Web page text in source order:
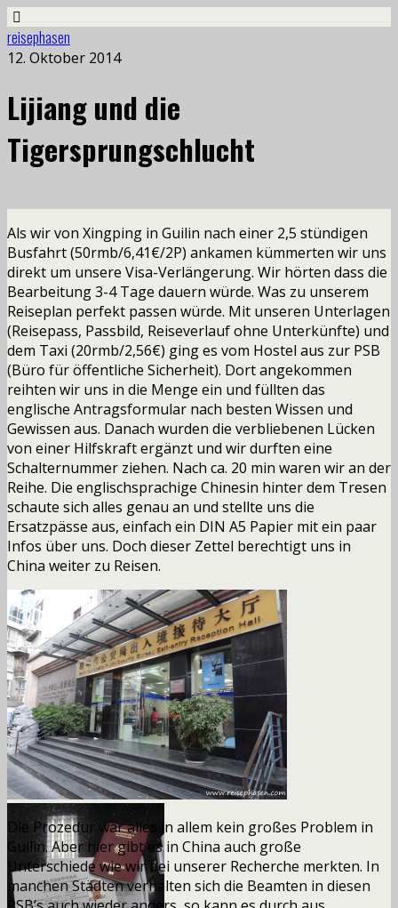
reisephasen
12. Oktober 2014
Lijiang und die
Tigersprungschlucht
Als wir von Xingping in Guilin nach einer 2,5 stündigen
Busfahrt (50rmb/6,41€/2P) ankamen kümmerten wir uns
direkt um unsere Visa-Verlängerung. Wir hörten dass die
Bearbeitung 3-4 Tage dauern würde. Was zu unserem
Reiseplan perfekt passen würde. Mit unseren Unterlagen
(Reisepass, Passbild, Reiseverlauf ohne Unterkünfte) und
dem Taxi (20rmb/2,56€) ging es vom Hostel aus zur PSB
(Büro für öffentliche Sicherheit). Dort angekommen
reihten wir uns in die Menge ein und füllten das
englische Antragsformular nach besten Wissen und
Gewissen aus. Danach wurden die verbliebenen Lücken
von einer Hilfskraft ergänzt und wir durften eine
Schalternummer ziehen. Nach ca. 20 min waren wir an der
Reihe. Die englischsprachige Chinesin hinter dem Tresen
schaute sich alles genau an und stellte uns die
Ersatzpässe aus, einfach ein DIN A5 Papier mit ein paar
Infos über uns. Doch dieser Zettel berechtigt uns in
China weiter zu Reisen.
Die Prozedur war alles in allem kein großes Problem in
Guilin. Aber hier gibt es in China auch große
Unterschiede wie wir bei unserer Recherche merkten. In
manchen Städten verhalten sich die Beamten in diesen